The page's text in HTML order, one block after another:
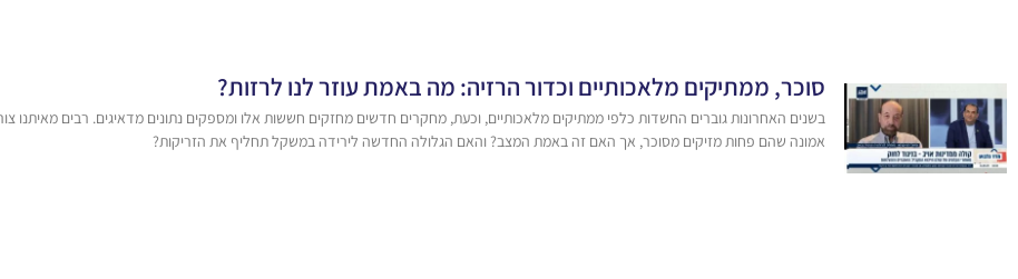
סוכר, ממתיקים מלאכותיים וכדור הרזיה: מה באמת עוזר לנו לרזות?
בשנים האחרונות גוברים החשדות כלפי ממתיקים מלאכותיים, וכעת, מחקרים חדשים מחזקים חששות אלו ומספקים נתונים מדאיגים. רבים מאיתנו
אמונה שהם פחות מזיקים מסוכר, אך האם זה באמת המצב? והאם הגלולה החדשה לירידה במשקל תחליף את הזריקות?